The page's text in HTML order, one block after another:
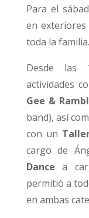
Para el
en
toda la familia.
Desde las
actividades
Gee &
band), así
con un
cargo de
Dance a
permitiò a
en ambas